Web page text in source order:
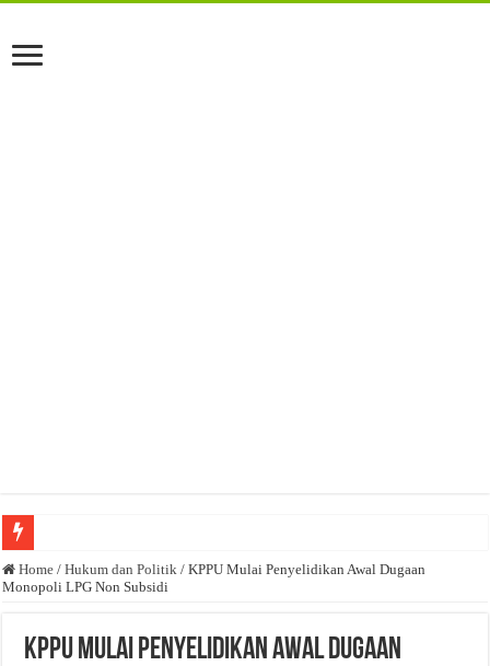
Anda butuh promosi usaha? Kontak ke Email redaksi@bisnisnasional.com
Dibutuhkan Marketing. Lamaran di-email ke redaksi@bisnisnasional.com
Home / Hukum dan Politik / KPPU Mulai Penyelidikan Awal Dugaan
Monopoli LPG Non Subsidi
KPPU Mulai Penyelidikan Awal Dugaan